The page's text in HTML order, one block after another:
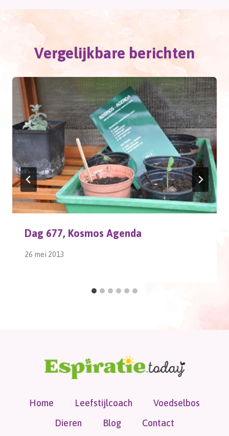
Vergelijkbare berichten
Dag 677, Kosmos Agenda
26 mei 2013
Home Leefstijlcoach
Voedselbos
Dieren
Blog Contact